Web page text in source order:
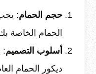
حجم الحمام:
الحمام الخاصة
أسلوب التصميم:
ديكور الحمام